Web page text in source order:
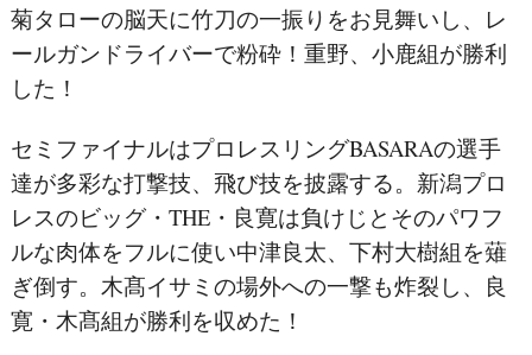
菊タローの脳天に竹刀の一振りをお見舞いし、レ
ールガンドライバーで粉砕！重野、小鹿組が勝利
した！
セミファイナルはプロレスリングBASARAの選手
達が多彩な打撃技、飛び技を披露する。新潟プロ
レスのビッグ・THE・良寛は負けじとそのパワフ
ルな肉体をフルに使い中津良太、下村大樹組を薙
ぎ倒す。木髙イサミの場外への一撃も炸裂し、良
寛・木髙組が勝利を収めた！